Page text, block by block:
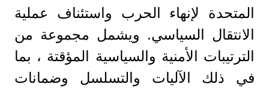
المتحدة لإنهاء الحرب واستئناف عملية
الانتقال السياسي. ويشمل مجموعة من
الترتيبات الأمنية والسياسية المؤقتة ، بما
في ذلك الآليات والتسلسل وضمانات